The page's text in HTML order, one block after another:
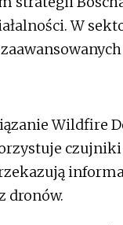
W
Wildfire
dronów.